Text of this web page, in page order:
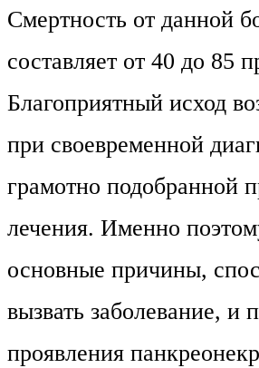
Смертность от данной
составляет от 40 до 85
Благоприятный исход
при своевременной
грамотно подобранной
лечения. Именно
основные причины,
вызвать заболевание, и
проявления